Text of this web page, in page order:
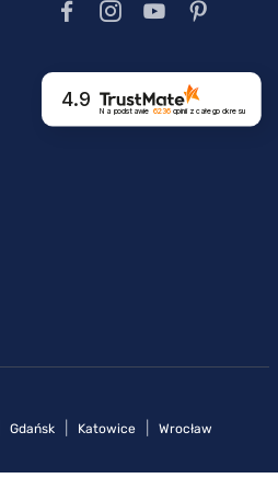
4.9
Na podstawie 6236opinii z całego okresu
Gdańsk Katowice Wrocław